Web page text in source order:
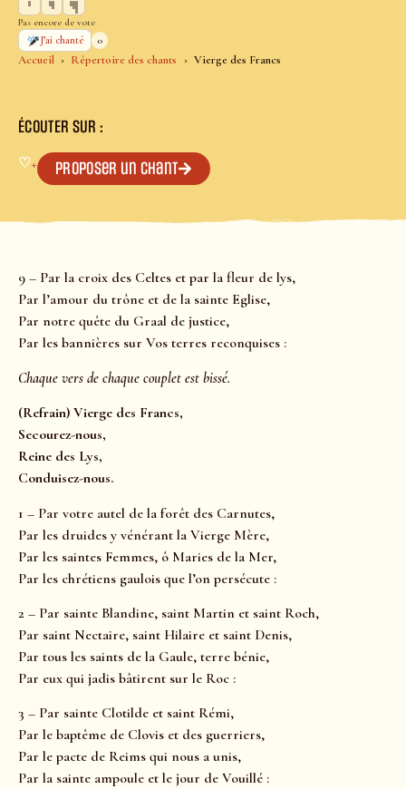
Accueil Répertoire des chants Vierge des Francs
Pas encore de vote
J’ai chanté
0
ÉCOUTER SUR :
♡+ Proposer un chant
9 – Par la croix des Celtes et par la fleur de lys,
Par l’amour du trône et de la sainte Eglise,
Par notre quête du Graal de justice,
Par les bannières sur Vos terres reconquises :
Chaque vers de chaque couplet est bissé.
(Refrain) Vierge des Francs,
Secourez-nous,
Reine des Lys,
Conduisez-nous.
1 – Par votre autel de la forêt des Carnutes,
Par les druides y vénérant la Vierge Mère,
Par les saintes Femmes, ô Maries de la Mer,
Par les chrétiens gaulois que l’on persécute :
2 – Par sainte Blandine, saint Martin et saint Roch,
Par saint Nectaire, saint Hilaire et saint Denis,
Par tous les saints de la Gaule, terre bénie,
Par eux qui jadis bâtirent sur le Roc :
3 – Par sainte Clotilde et saint Rémi,
Par le baptême de Clovis et des guerriers,
Par le pacte de Reims qui nous a unis,
Par la sainte ampoule et le jour de Vouillé :